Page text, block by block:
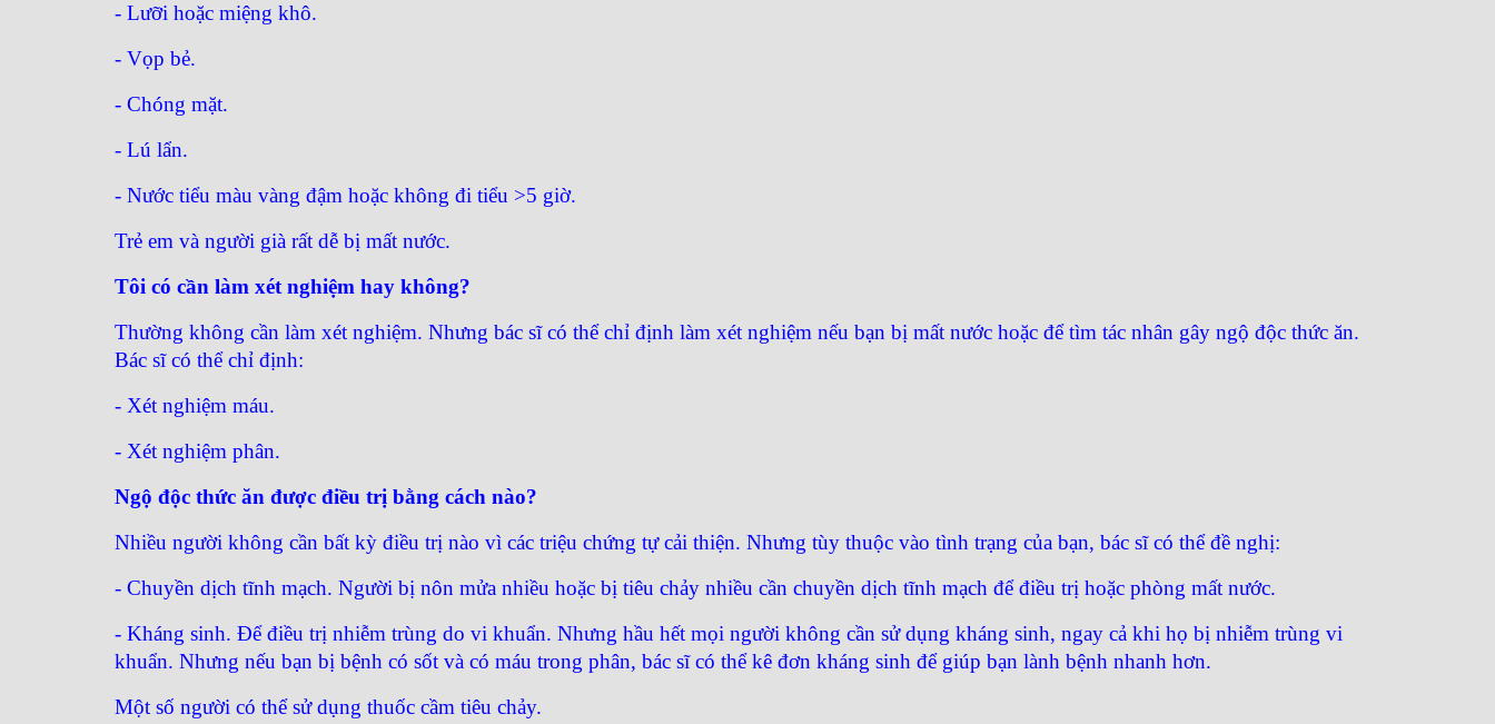
- Lưỡi hoặc miệng khô.
- Vọp bẻ.
- Chóng mặt.
- Lú lẩn.
- Nước tiểu màu vàng đậm hoặc không đi tiểu >5 giờ.
Trẻ em và người già rất dễ bị mất nước.
Tôi có cần làm xét nghiệm hay không?
Thường không cần làm xét nghiệm. Nhưng bác sĩ có thể chỉ định làm xét nghiệm nếu bạn bị mất nước hoặc để tìm tác nhân gây ngộ độc thức ăn.
Bác sĩ có thể chỉ định:
- Xét nghiệm máu.
- Xét nghiệm phân.
Ngộ độc thức ăn được điều trị bằng cách nào?
Nhiều người không cần bất kỳ điều trị nào vì các triệu chứng tự cải thiện. Nhưng tùy thuộc vào tình trạng của bạn, bác sĩ có thể đề nghị:
- Chuyền dịch tĩnh mạch. Người bị nôn mửa nhiều hoặc bị tiêu chảy nhiều cần chuyền dịch tĩnh mạch để điều trị hoặc phòng mất nước.
- Kháng sinh. Để điều trị nhiễm trùng do vi khuẩn. Nhưng hầu hết mọi người không cần sử dụng kháng sinh, ngay cả khi họ bị nhiễm trùng vi
khuẩn. Nhưng nếu bạn bị bệnh có sốt và có máu trong phân, bác sĩ có thể kê đơn kháng sinh để giúp bạn lành bệnh nhanh hơn.
Một số người có thể sử dụng thuốc cầm tiêu chảy.